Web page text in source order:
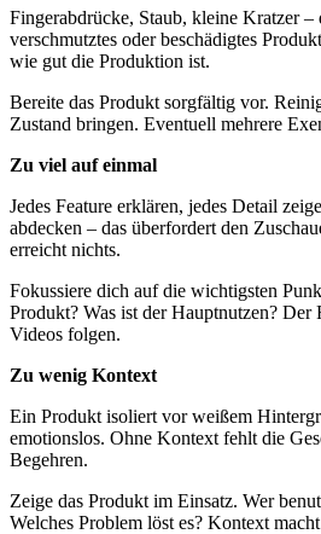
Fingerabdrücke, Staub, kleine Kratzer –
verschmutztes oder beschädigtes
wie gut die Produktion ist.
Bereite das Produkt sorgfältig vor.
Zustand bringen. Eventuell mehrere
Zu viel auf einmal
Jedes Feature erklären, jedes Detail
abdecken – das überfordert den
erreicht nichts.
Fokussiere dich auf die wichtigsten
Produkt? Was ist der Hauptnutzen? Der
Videos folgen.
Zu wenig Kontext
Ein Produkt isoliert vor weißem
emotionslos. Ohne Kontext fehlt die
Begehren.
Zeige das Produkt im Einsatz. Wer
Welches Problem löst es? Kontext